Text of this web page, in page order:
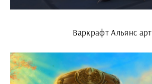
Варкрафт Альянс арт